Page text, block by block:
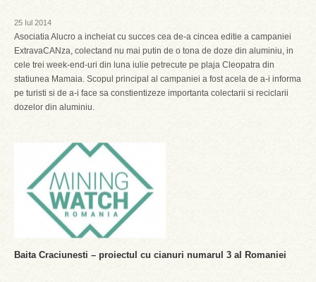
25 Iul 2014
Asociatia Alucro a incheiat cu succes cea de-a cincea editie a campaniei
ExtravaCANza, colectand nu mai putin de o tona de doze din aluminiu, in
cele trei week-end-uri din luna iulie petrecute pe plaja Cleopatra din
statiunea Mamaia. Scopul principal al campaniei a fost acela de a-i informa
pe turisti si de a-i face sa constientizeze importanta colectarii si reciclarii
dozelor din aluminiu.
Baita Craciunesti – proiectul cu cianuri numarul 3 al Romaniei